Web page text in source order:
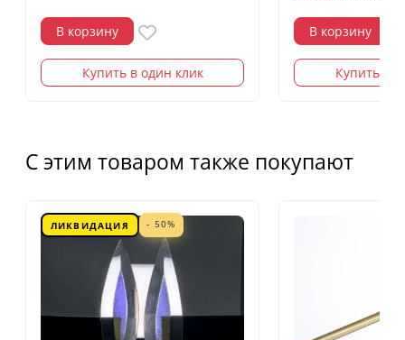
В корзину
Купить в один клик
В корзину
Купить в
С этим товаром также покупают
ЛИКВИДАЦИЯ - 50%